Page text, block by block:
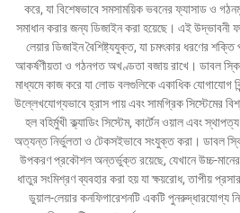
করে, যা বিশেষভাবে সমসাময়িক ভবনের ফ্যাসাড ও
সমাধান করার জন্য ডিজাইন করা হয়েছে। এই উদ্ভাবনী
লেয়ার ডিজাইন বৈশিষ্ট্যযুক্ত, যা চমৎকার ধরণের
আকর্ষণীয়তা ও গঠনগত অখণ্ডতা বজায় রাখে। ডাবল
মাধ্যমে কাজ করে যা লোড বলগুলিকে একাধিক যোগাযোগ
উল্লেখযোগ্যভাবে হ্রাস পায় এবং সামগ্রিক সিস্টেমের
হল বহির্মুখী ক্ল্যাডিং সিস্টেম, কার্টেন ওয়াল এবং
অত্যন্ত নির্ভুলতা ও টেকসইভাবে সংযুক্ত করা। ডাবল
উপকরণ প্রকৌশল অন্তর্ভুক্ত রয়েছে, যেখানে উচ্চ-মানের
ধাতুর সংমিশ্রণ ব্যবহার করা হয় যা ক্ষয়রোধ, তাপীয়
ডুয়াল-লেয়ার কনফিগারেশনটি একটি পুনরুদ্ধারযোগ্য